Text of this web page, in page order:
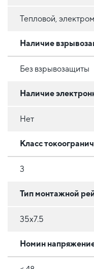
Тепловой,
Наличие
Без взрывозащиты
Наличие
Нет
Класс
3
Тип монтажной
35x7.5
Номин